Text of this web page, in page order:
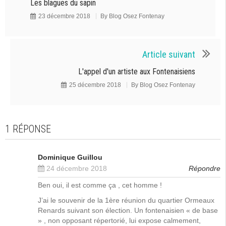
Les blagues du sapin
23 décembre 2018 By Blog Osez Fontenay
Article suivant
L'appel d'un artiste aux Fontenaisiens
25 décembre 2018 By Blog Osez Fontenay
1 RÉPONSE
Dominique Guillou
24 décembre 2018
Répondre
Ben oui, il est comme ça , cet homme !
J’ai le souvenir de la 1ère réunion du quartier Ormeaux
Renards suivant son élection. Un fontenaisien « de base
» , non opposant répertorié, lui expose calmement,